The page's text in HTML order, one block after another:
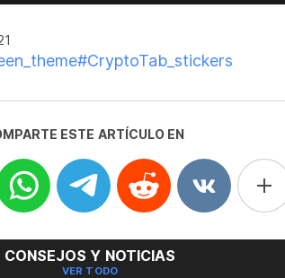
#CryptoTab_stickers
ESTE ARTÍCULO EN
CONSEJOS Y NOTICIAS
VER TODO